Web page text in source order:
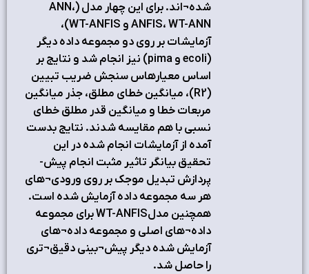
شده¬اند. براي اين چهار مدل (ANN،
ANFIS، WT-ANN و WT-ANFIS)،
آزمايشات بر روي دو مجموعه داده ديگر
(ecoli و pima) نيز انجام شد و نتايج بر
اساس معيارهاس سنجش ضريب تبيين
(R2)، ميانگين خطاي مطلق، جذر ميانگين
مربعات خطا و ميانگين قدر مطلق خطاي
نسبي با هم مقايسه شدند. نتايج بدست
آمده از آزمايشات انجام شده در اين
تحقيق بيانگر تاثير مثبت انجام پيش-
پردازش تبديل موجك بر روي ورودي¬هاي
هر سه مجموعه داده آزمايش شده است.
همچنين مدلWT-ANFIS براي مجموعه
داده¬هاي اصلي و مجموعه داده¬هاي
آزمايش شده ديگر پيش¬بيني دقيق¬تري
را حاصل شد.